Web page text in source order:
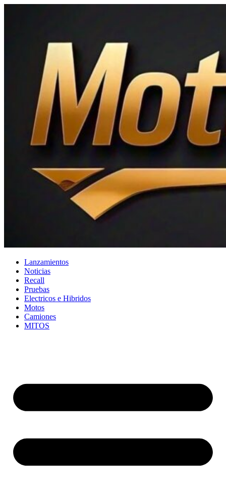
Lanzamientos
Noticias
Recall
Pruebas
Electricos e Hibridos
Motos
Camiones
MITOS